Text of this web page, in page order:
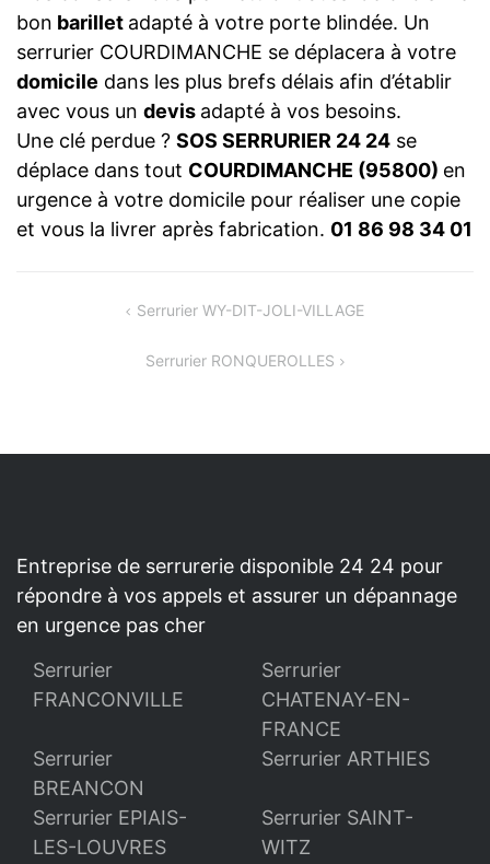
bon barillet adapté à votre porte blindée. Un
serrurier COURDIMANCHE se déplacera à votre
domicile dans les plus brefs délais afin d’établir
avec vous un devis adapté à vos besoins.
Une clé perdue ? SOS SERRURIER 24 24 se
déplace dans tout COURDIMANCHE (95800) en
urgence à votre domicile pour réaliser une copie
et vous la livrer après fabrication. 01 86 98 34 01
NAVIGATIONSerrurier WY-DIT-JOLI-VILLAGE
Serrurier RONQUEROLLES
Entreprise de serrurerie disponible 24 24 pour
répondre à vos appels et assurer un dépannage
en urgence pas cher
Serrurier
FRANCONVILLE
Serrurier
CHATENAY-EN-
FRANCE
Serrurier
BREANCON
Serrurier ARTHIES
Serrurier EPIAIS-
LES-LOUVRES
Serrurier SAINT-
WITZ